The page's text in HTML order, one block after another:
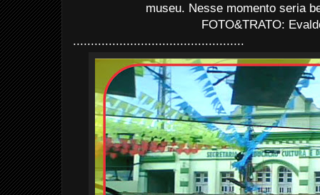
museu. Nesse momento seria
FOTO&TRATO:
................................................